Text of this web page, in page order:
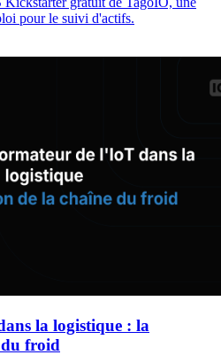
pour le suivi d'actifs.
la logistique : la
froid